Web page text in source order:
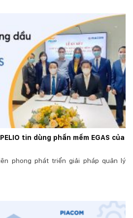
tin dùng phần mềm EGAS của
phong phát triển giải pháp quản lý